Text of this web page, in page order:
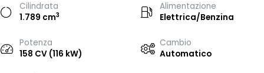
Cilindrata
1.789 cm3
Alimentazione
Elettrica/Benzina
Potenza
158 CV (116 kW)
Cambio
Automatico